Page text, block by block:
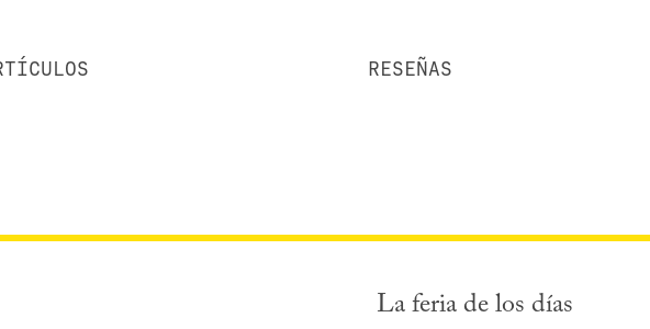
RESEÑAS
La feria de los días